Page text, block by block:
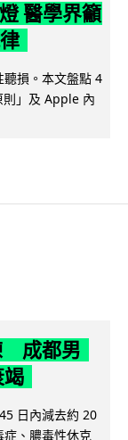
醫學界籲
損。本文盤點 4
則」及 Apple 內
成都男
日內減去約 20
症、膿毒性休克